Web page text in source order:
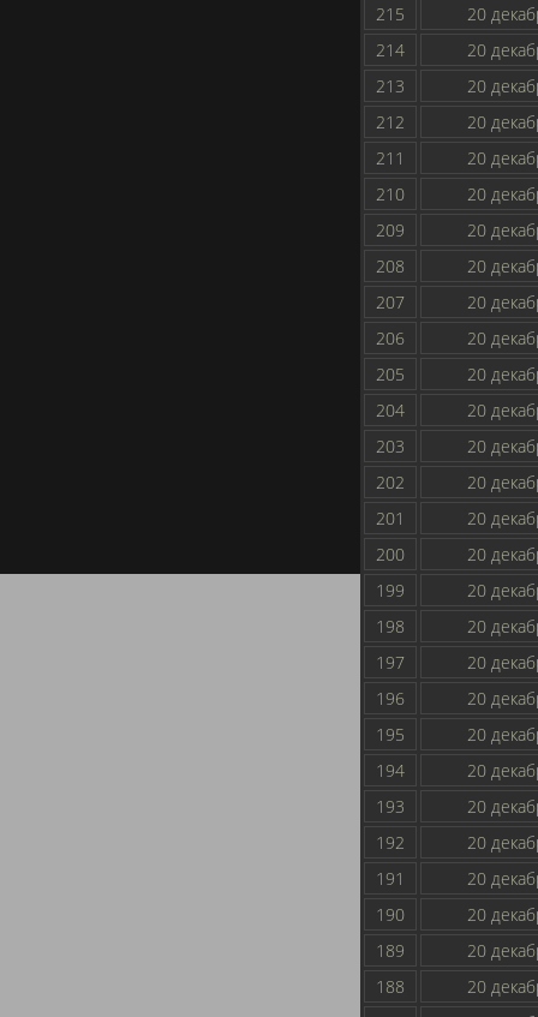
215
20
214
20
213
20
212
20
211
20
210
20
209
20
208
20
207
20
206
20
205
20
204
20
203
20
202
20
201
20
200
20
199
20
198
20
197
20
196
20
195
20
194
20
193
20
192
20
191
20
190
20
189
20
188
20